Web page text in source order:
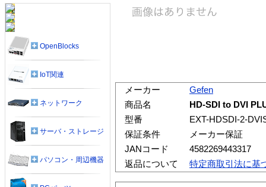
メーカー
Gefen
商品名
HD-SDI to DVI
型番
EXT-HDSDI-2-
保証条件
メーカー保証
JANコード
4582269443317
返品について
特定商取引法に基
OpenBlocks
IoT関連
ネットワーク
サーバ・ストレージ
パソコン・周辺機器